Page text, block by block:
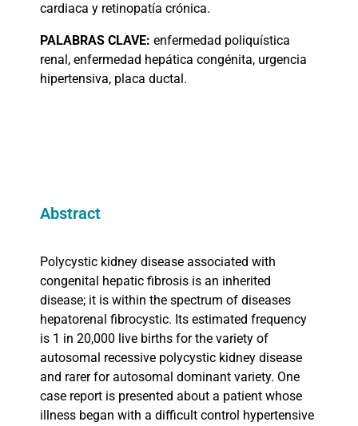
cardiaca y retinopatía crónica.
PALABRAS CLAVE: enfermedad poliquística
renal, enfermedad hepática congénita, urgencia
hipertensiva, placa ductal.
Abstract
Polycystic kidney disease associated with
congenital hepatic fibrosis is an inherited
disease; it is within the spectrum of diseases
hepatorenal fibrocystic. Its estimated frequency
is 1 in 20,000 live births for the variety of
autosomal recessive polycystic kidney disease
and rarer for autosomal dominant variety. One
case report is presented about a patient whose
illness began with a difficult control hypertensive